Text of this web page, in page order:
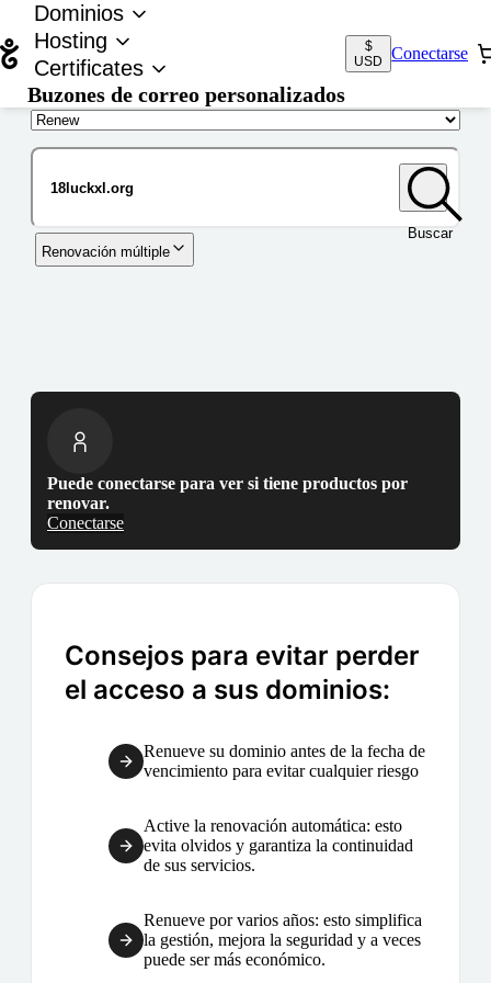
Dominios
Hosting
Certificates
Buzones de correo personalizados
$
USD
Conectarse
Buscar
Renovación múltiple
Puede conectarse para ver si tiene productos por
renovar.
Conectarse
Consejos para evitar perder
el acceso a sus dominios:
Renueve su dominio antes de la fecha de
vencimiento para evitar cualquier riesgo
Active la renovación automática: esto
evita olvidos y garantiza la continuidad
de sus servicios.
Renueve por varios años: esto simplifica
la gestión, mejora la seguridad y a veces
puede ser más económico.